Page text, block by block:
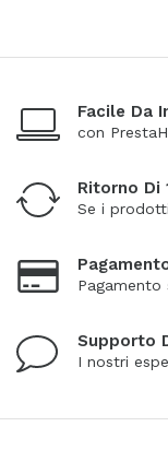
Facile Da
con
Ritorno Di
Se i
Pagamento
Supporto
I nostri